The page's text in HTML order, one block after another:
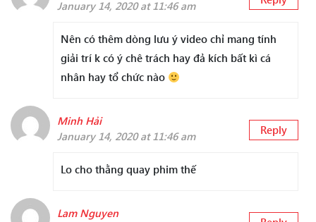
January 14, 2020 at 11:46 am
Nên có thêm dòng lưu ý video chỉ mang tính
giải trí k có ý chê trách hay đả kích bất kì cá
nhân hay tổ chức nào
Minh Hải
January 14, 2020 at 11:46 am
Reply
Lo cho thằng quay phim thế
Lam Nguyen